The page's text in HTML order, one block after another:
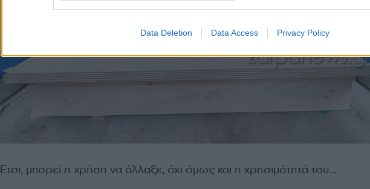
Data Deletion Data Access Privacy Policy
Έτσι, μπορεί η χρήση να άλλαξε, όχι όμως και η χρησιμότητά του…